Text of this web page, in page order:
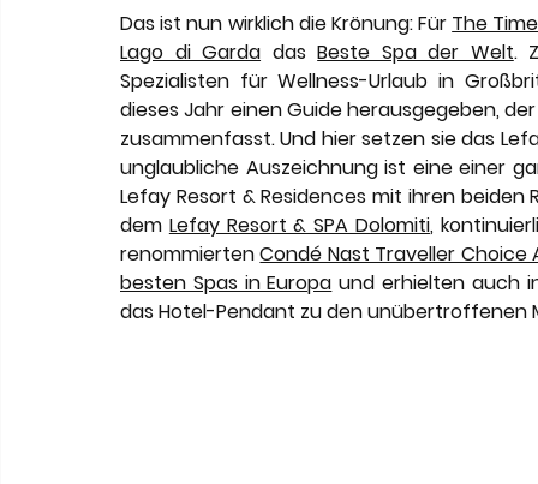
Son Moli Country House Vestige Collection
Das ist nun wirklich die Krönung: Für The
Lago di Garda das Beste Spa der Welt.
Spezialisten für Wellness-Urlaub in
dieses Jahr einen Guide herausgegeben,
zusammenfasst. Und hier setzen sie das
unglaubliche Auszeichnung ist eine einer
Lefay Resort & Residences mit ihren beiden
dem Lefay Resort & SPA Dolomiti,
renommierten Condé Nast Traveller Choice
besten Spas in Europa und erhielten auch
das Hotel-Pendant zu den unübertroffenen